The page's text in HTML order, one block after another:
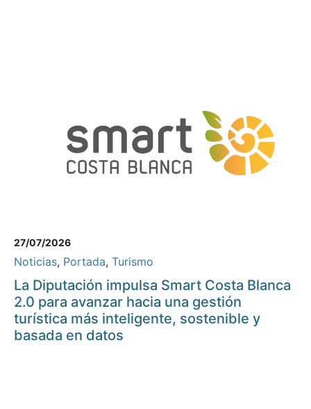
27/07/2026
Noticias, Portada, Turismo
La Diputación impulsa Smart Costa Blanca
2.0 para avanzar hacia una gestión
turística más inteligente, sostenible y
basada en datos